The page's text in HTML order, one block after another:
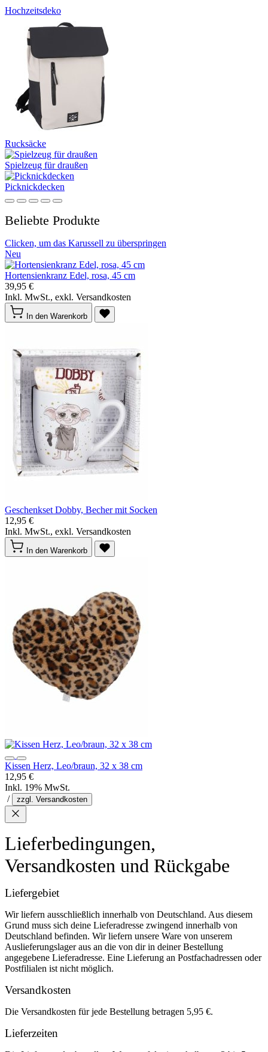
Hochzeitsdeko
Rucksäcke
Spielzeug für draußen
Picknickdecken
Beliebte Produkte
Clicken, um das Karussell zu überspringen
Neu
Hortensienkranz Edel, rosa, 45 cm
39,95 €
Inkl. MwSt., exkl. Versandkosten
In den Warenkorb
Geschenkset Dobby, Becher mit Socken
12,95 €
Inkl. MwSt., exkl. Versandkosten
In den Warenkorb
Kissen Herz, Leo/braun, 32 x 38 cm
12,95 €
Inkl. 19% MwSt.
/
zzgl. Versandkosten
Lieferbedingungen,
Versandkosten und Rückgabe
Liefergebiet
Wir liefern ausschließlich innerhalb von Deutschland. Aus diesem
Grund muss sich deine Lieferadresse zwingend innerhalb von
Deutschland befinden. Wir liefern unsere Ware von unserem
Auslieferungslager aus an die von dir in deiner Bestellung
angegebene Lieferadresse. Eine Lieferung an Postfachadressen oder
Postfilialen ist nicht möglich.
Versandkosten
Die Versandkosten für jede Bestellung betragen 5,95 €.
Lieferzeiten